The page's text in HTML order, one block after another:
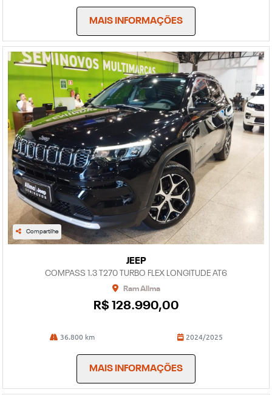
MAIS INFORMAÇÕES
Compartilhe
JEEP
COMPASS 1.3 T270 TURBO FLEX LONGITUDE AT6
Ram Allma
R$ 128.990,00
36.800 km 2024/2025
MAIS INFORMAÇÕES